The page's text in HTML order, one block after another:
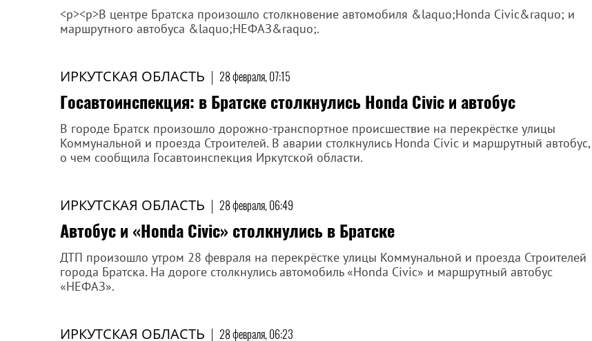
<p><p>В центре Братска произошло столкновение автомобиля &laquo;Honda Civic&raquo; и
маршрутного автобуса &laquo;НЕФАЗ&raquo;.
ИРКУТСКАЯ ОБЛАСТЬ | 28 февраля, 07:15
Госавтоинспекция: в Братске столкнулись Honda Civic и автобус
В городе Братск произошло дорожно-транспортное происшествие на перекрёстке улицы
Коммунальной и проезда Строителей. В аварии столкнулись Honda Civic и маршрутный автобус,
о чем сообщила Госавтоинспекция Иркутской области.
ИРКУТСКАЯ ОБЛАСТЬ | 28 февраля, 06:49
Автобус и «Honda Civic» столкнулись в Братске
ДТП произошло утром 28 февраля на перекрёстке улицы Коммунальной и проезда Строителей
города Братска. На дороге столкнулись автомобиль «Honda Civic» и маршрутный автобус
«НЕФАЗ».
ИРКУТСКАЯ ОБЛАСТЬ | 28 февраля, 06:23